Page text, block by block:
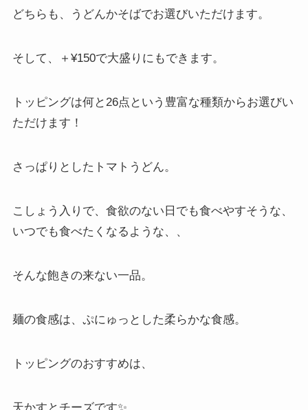
どちらも、うどんかそばでお選びいただけます。
そして、＋¥150で大盛りにもできます。
トッピングは何と26点という豊富な種類からお選びい
ただけます！
さっぱりとしたトマトうどん。
こしょう入りで、食欲のない日でも食べやすそうな、
いつでも食べたくなるような、、
そんな飽きの来ない一品。
麺の食感は、ぷにゅっとした柔らかな食感。
トッピングのおすすめは、